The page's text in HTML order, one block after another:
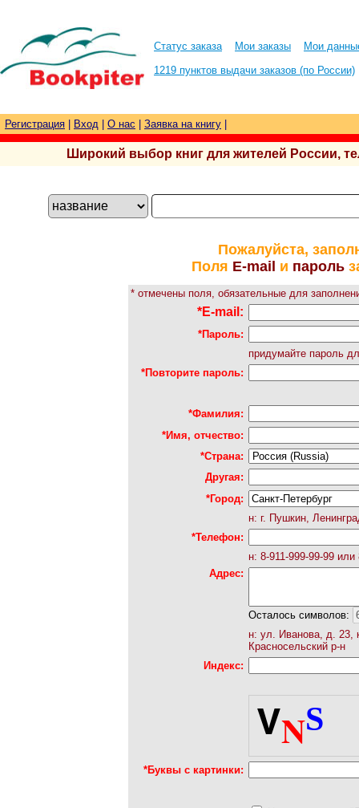
Статус заказа Мои заказы
Мои
1219 пунктов выдачи заказов (по России)
Регистрация Вход О нас Заявка на книгу
Широкий выбор книг для жителей России,
Пожалуйста,
Поля E-mail и пароль
* отмечены поля, обязательные для
*E-mail:
*Пароль:
придумайте пароль
*Повторите пароль:
*Фамилия:
*Имя, отчество:
*Страна:
Другая:
*Город:
н: г. Пушкин,
*Телефон:
н: 8-911-999-99-99 или
Адрес:
Осталось символов:
н: ул. Иванова, д. 23,
Красносельский р-н
Индекс:
VNS
*Буквы с картинки: